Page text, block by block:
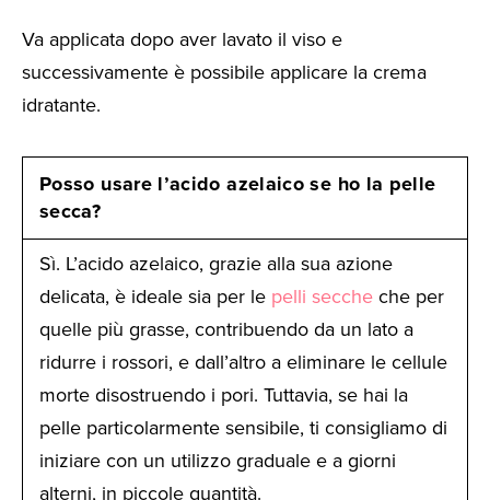
Va applicata dopo aver lavato il viso e
successivamente è possibile applicare la crema
idratante.
Posso usare l’acido azelaico se ho la pelle
secca?
Sì. L’acido azelaico, grazie alla sua azione
delicata, è ideale sia per le pelli seccheche per
quelle più grasse, contribuendo da un lato a
ridurre i rossori, e dall’altro a eliminare le cellule
morte disostruendo i pori. Tuttavia, se hai la
pelle particolarmente sensibile, ti consigliamo di
iniziare con un utilizzo graduale e a giorni
alterni, in piccole quantità.